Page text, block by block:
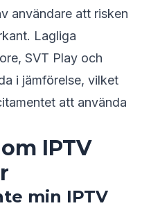
användare att risken
Lagliga
SVT Play och
i jämförelse, vilket
att använda
IPTV
min IPTV